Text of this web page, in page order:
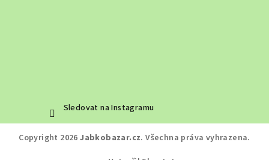
Sledovat na Instagramu
Copyright 2026Jabkobazar.cz. Všechna práva vyhrazena.